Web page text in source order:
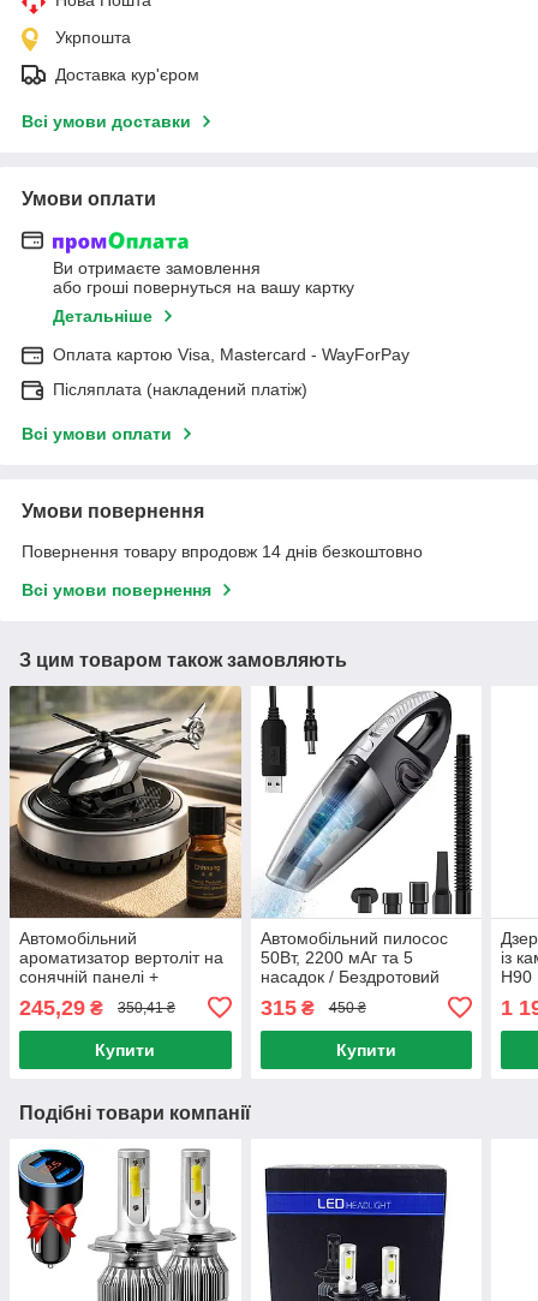
Укрпошта
Доставка кур'єром
Всі умови доставки
Умови оплати
Ви отримаєте замовлення
або гроші повернуться на вашу картку
Детальніше
Оплата картою Visa, Mastercard - WayForPay
Післяплата (накладений платіж)
Всі умови оплати
Умови повернення
Повернення товару впродовж 14 днів безкоштовно
Всі умови повернення
З цим товаром також замовляють
Автомобільний
ароматизатор вертоліт на
сонячній панелі +
Сріблястий / Пахучка в
авто
245,29 ₴ 350,41 ₴
Купити
Автомобільний пилосос
50Вт, 2200 мАг та 5
насадок / Бездротовий
Портативний пилосос
315₴ 450 ₴
Купити
із
H90
1
Подібні товари компанії